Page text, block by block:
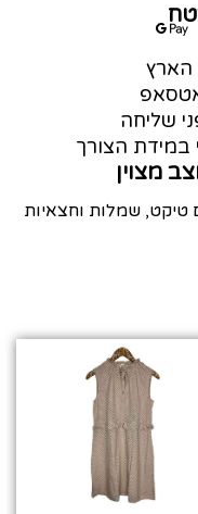
הארץ
שליחה
במידת הצורך
מצוין
טיקט, שמלות וחצאיות